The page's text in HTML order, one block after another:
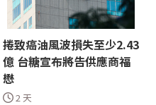
捲致癌油風波損失至少2.43
億 台糖宣布將告供應商福
懋
2 天